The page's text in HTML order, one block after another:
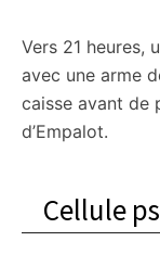
Vers 21 heures,
avec une arme
caisse avant de
d’Empalot.
Cellule